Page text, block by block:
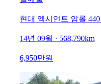
현대 엑시언트 암롤
14년 09월 · 568,790km
6,950만원